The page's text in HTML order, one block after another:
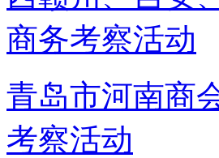
青岛市河南商
考察活动